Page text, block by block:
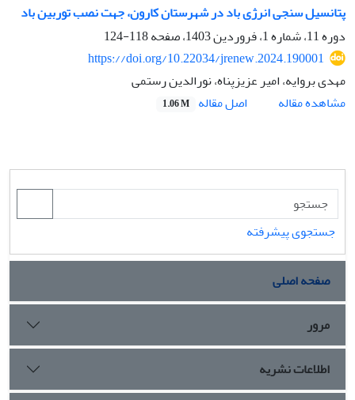
پتانسیل سنجی انرژی باد در شهرستان کارون، جهت نصب توربین باد
دوره 11، شماره 1، فروردین 1403، صفحه
118-124
https://doi.org/10.22034/jrenew.2024.190001
مهدی بروایه، امیر عزیزپناه، نورالدین رستمی
مشاهده مقاله
اصل مقاله 1.06 M
جستجوی پیشرفته
صفحه اصلی
مرور
اطلاعات نشریه